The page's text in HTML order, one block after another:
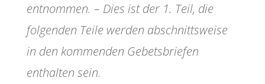
entnommen. – Dies ist der 1. Teil, die
folgenden Teile werden abschnittsweise
in den kommenden Gebetsbriefen
enthalten sein.